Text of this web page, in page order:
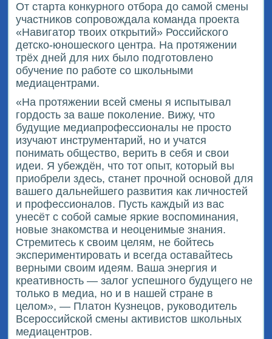
От старта конкурного отбора до самой смены
участников сопровождала команда проекта
«Навигатор твоих открытий» Российского
детско-юношеского центра. На протяжении
трёх дней для них было подготовлено
обучение по работе со школьными
медиацентрами.
«На протяжении всей смены я испытывал
гордость за ваше поколение. Вижу, что
будущие медиапрофессионалы не просто
изучают инструментарий, но и учатся
понимать общество, верить в себя и свои
идеи. Я убеждён, что тот опыт, который вы
приобрели здесь, станет прочной основой для
вашего дальнейшего развития как личностей
и профессионалов. Пусть каждый из вас
унесёт с собой самые яркие воспоминания,
новые знакомства и неоценимые знания.
Стремитесь к своим целям, не бойтесь
экспериментировать и всегда оставайтесь
верными своим идеям. Ваша энергия и
креативность — залог успешного будущего не
только в медиа, но и в нашей стране в
целом», — Платон Кузнецов, руководитель
Всероссийской смены активистов школьных
медиацентров.